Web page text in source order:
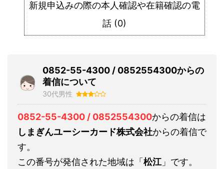
新規申込みの際の本人確認や在籍確認の電
話 (0)
0852-55-4300 / 0852554300からの
着信について
30代男性
0852-55-4300 / 0852554300からの着信は
しまぎんユーシーカード株式会社からの着信で
す。
この番号が発信された地域は「 松江 」です。